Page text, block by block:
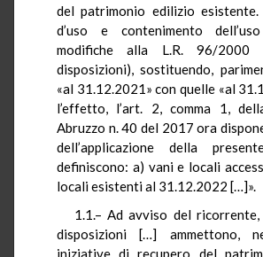
del patrimonio edilizio esistente.
d’uso e contenimento
modifiche alla L.R. 96/2000
disposizioni), sostituendo,
«al 31.12.2021» con quelle «al
l’effetto, l’art. 2, comma 1,
Abruzzo n. 40 del 2017 ora
dell’applicazione della
definiscono: a) vani e locali
locali esistenti al 31.12.2022 […]».
1.1.– Ad avviso del
disposizioni […] ammettono,
iniziative di recupero del